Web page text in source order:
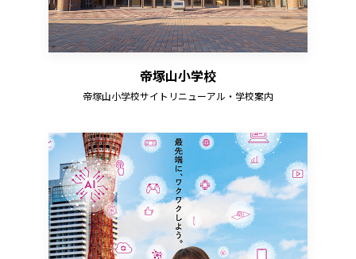
帝塚山小学校
帝塚山小学校サイトリニューアル・学校案内